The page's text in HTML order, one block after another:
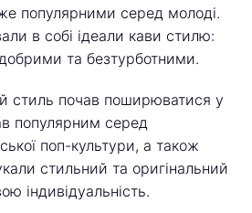
популярними серед молоді.
в собі ідеали кави стилю:
та безтурботними.
стиль почав поширюватися у
популярним серед
поп-культури, а також
стильний та оригінальний
індивідуальність.